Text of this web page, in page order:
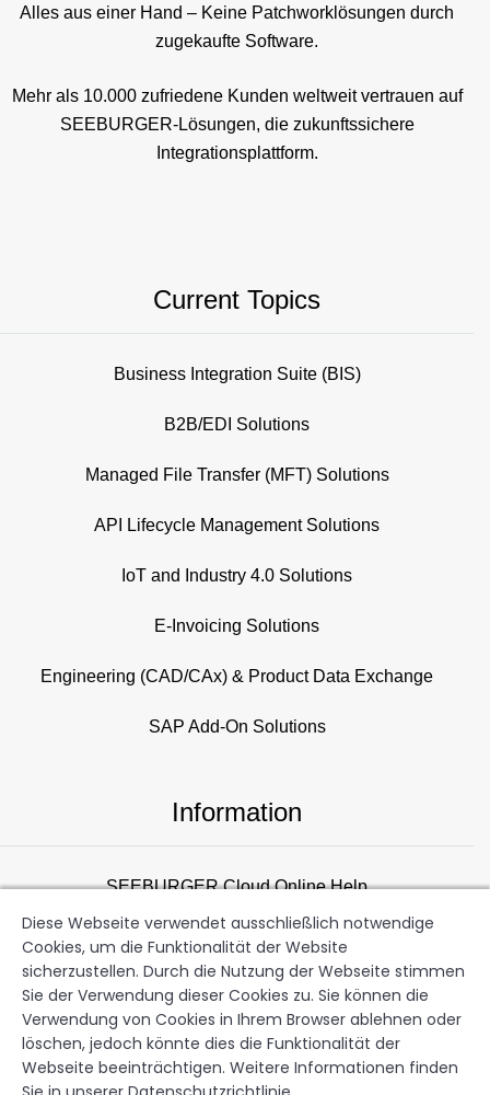
Alles aus einer Hand – Keine Patchworklösungen durch
zugekaufte Software.
Mehr als 10.000 zufriedene Kunden weltweit vertrauen auf
SEEBURGER-Lösungen, die zukunftssichere
Integrationsplattform.
Current Topics
Business Integration Suite (BIS)
B2B/EDI Solutions
Managed File Transfer (MFT) Solutions
API Lifecycle Management Solutions
IoT and Industry 4.0 Solutions
E-Invoicing Solutions
Engineering (CAD/CAx) & Product Data Exchange
SAP Add-On Solutions
Information
SEEBURGER Cloud Online Help
Consulting Overview
Support
Newsletter
Diese Webseite verwendet ausschließlich notwendige
Cookies, um die Funktionalität der Website
sicherzustellen. Durch die Nutzung der Webseite stimmen
Sie der Verwendung dieser Cookies zu. Sie können die
Verwendung von Cookies in Ihrem Browser ablehnen oder
löschen, jedoch könnte dies die Funktionalität der
Webseite beeinträchtigen. Weitere Informationen finden